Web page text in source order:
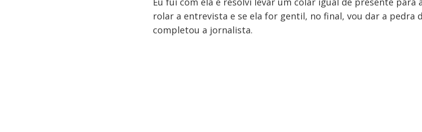
rolar a entrevista e se ela for gentil, no final, vou dar a pedra
completou a jornalista.